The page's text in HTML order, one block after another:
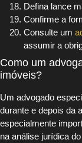
Defina lance
Confirme a
Consulte um
assumir a
Como um
imóveis?
Um advogado
durante e depois da
especialmente
na análise jurídica